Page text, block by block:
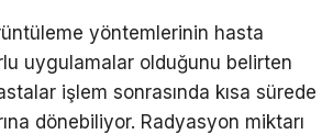
yöntemlerinin hasta
uygulamalar olduğunu belirten
işlem sonrasında kısa sürede
dönebiliyor. Radyasyon miktarı